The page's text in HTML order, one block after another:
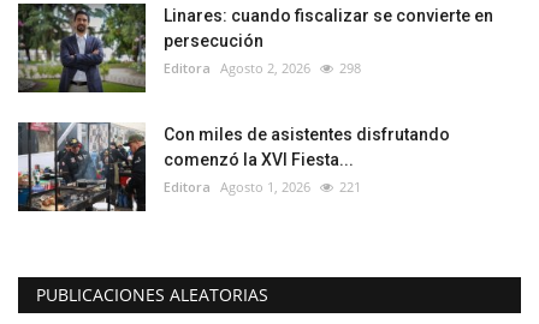
Linares: cuando fiscalizar se convierte en
persecución
Editora Agosto 2, 2026 298
Con miles de asistentes disfrutando
comenzó la XVI Fiesta...
Editora Agosto 1, 2026 221
PUBLICACIONES ALEATORIAS